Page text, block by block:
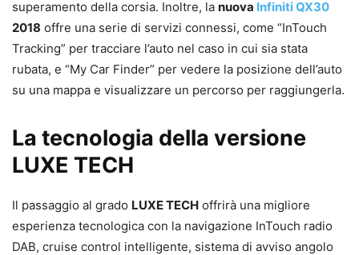
superamento della corsia. Inoltre, la nuova Infiniti QX30
2018 offre una serie di servizi connessi, come “InTouch
Tracking” per tracciare l’auto nel caso in cui sia stata
rubata, e “My Car Finder” per vedere la posizione dell’auto
su una mappa e visualizzare un percorso per raggiungerla.
La tecnologia della versione
LUXE TECH
Il passaggio al grado LUXE TECH offrirà una migliore
esperienza tecnologica con la navigazione InTouch radio
DAB, cruise control intelligente, sistema di avviso angolo